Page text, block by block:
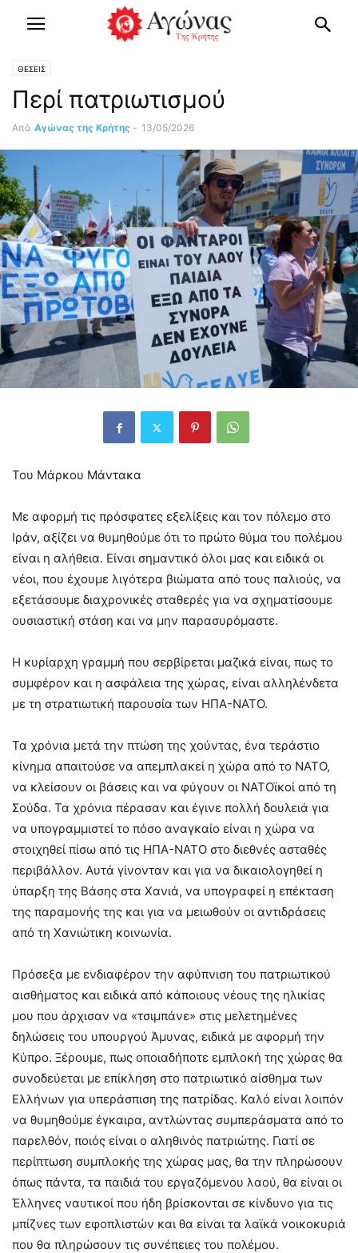
ΘΕΣΕΙΣ
Περί πατριωτισμού
Από Αγώνας της Κρήτης - 13/05/2026
Του Μάρκου Μάντακα
Με αφορμή τις πρόσφατες εξελίξεις και τον πόλεμο στο
Ιράν, αξίζει να θυμηθούμε ότι το πρώτο θύμα του πολέμου
είναι η αλήθεια. Είναι σημαντικό όλοι μας και ειδικά οι
νέοι, που έχουμε λιγότερα βιώματα από τους παλιούς, να
εξετάσουμε διαχρονικές σταθερές για να σχηματίσουμε
ουσιαστική στάση και να μην παρασυρόμαστε.
Η κυρίαρχη γραμμή που σερβίρεται μαζικά είναι, πως το
συμφέρον και η ασφάλεια της χώρας, είναι αλληλένδετα
με τη στρατιωτική παρουσία των ΗΠΑ-ΝΑΤΟ.
Τα χρόνια μετά την πτώση της χούντας, ένα τεράστιο
κίνημα απαιτούσε να απεμπλακεί η χώρα από το ΝΑΤΟ,
να κλείσουν οι βάσεις και να φύγουν οι ΝΑΤΟϊκοί από τη
Σούδα. Τα χρόνια πέρασαν και έγινε πολλή δουλειά για
να υπογραμμιστεί το πόσο αναγκαίο είναι η χώρα να
στοιχηθεί πίσω από τις ΗΠΑ-ΝΑΤΟ στο διεθνές ασταθές
περιβάλλον. Αυτά γίνονταν και για να δικαιολογηθεί η
ύπαρξη της Βάσης στα Χανιά, να υπογραφεί η επέκταση
της παραμονής της και για να μειωθούν οι αντιδράσεις
από τη Χανιώτικη κοινωνία.
Πρόσεξα με ενδιαφέρον την αφύπνιση του πατριωτικού
αισθήματος και ειδικά από κάποιους νέους της ηλικίας
μου που άρχισαν να «τσιμπάνε» στις μελετημένες
δηλώσεις του υπουργού Άμυνας, ειδικά με αφορμή την
Κύπρο. Ξέρουμε, πως οποιαδήποτε εμπλοκή της χώρας θα
συνοδεύεται με επίκληση στο πατριωτικό αίσθημα των
Ελλήνων για υπεράσπιση της πατρίδας. Καλό είναι λοιπόν
να θυμηθούμε έγκαιρα, αντλώντας συμπεράσματα από το
παρελθόν, ποιός είναι ο αληθινός πατριώτης. Γιατί σε
περίπτωση συμπλοκής της χώρας μας, θα την πληρώσουν
όπως πάντα, τα παιδιά του εργαζόμενου λαού, θα είναι οι
Έλληνες ναυτικοί που ήδη βρίσκονται σε κίνδυνο για τις
μπίζνες των εφοπλιστών και θα είναι τα λαϊκά νοικοκυριά
που θα πληρώσουν τις συνέπειες του πολέμου.